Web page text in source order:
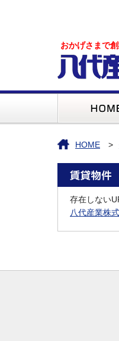
おかげさまで
HOME
存在しない
八代産業株